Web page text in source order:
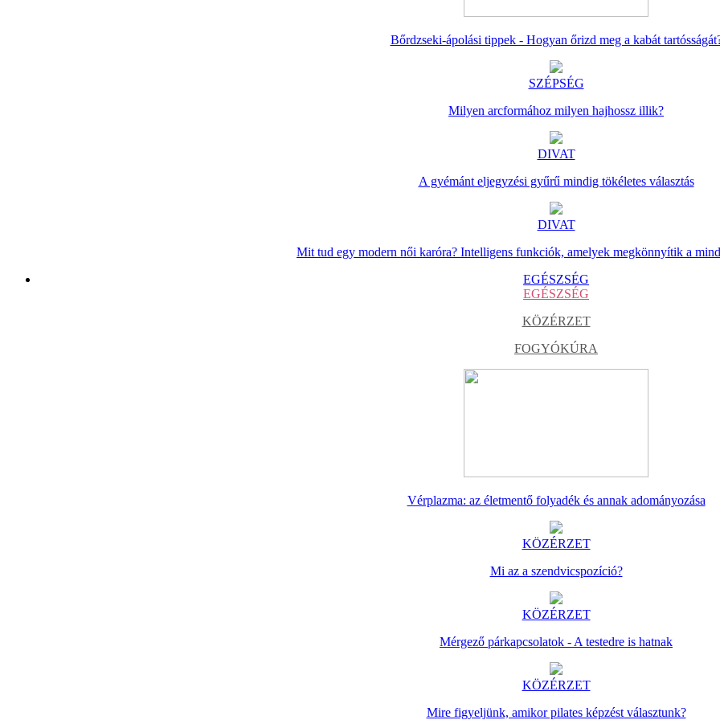
Bőrdzseki-ápolási tippek - Hogyan őrizd meg a kabát
SZÉPSÉG
Milyen arcformához milyen hajhossz illik?
DIVAT
A gyémánt eljegyzési gyűrű mindig tökéletes választás
DIVAT
Mit tud egy modern női karóra? Intelligens funkciók, amelyek megkönnyítik a
EGÉSZSÉG
EGÉSZSÉG
KÖZÉRZET
FOGYÓKÚRA
Vérplazma: az életmentő folyadék és annak adományozása
KÖZÉRZET
Mi az a szendvicspozíció?
KÖZÉRZET
Mérgező párkapcsolatok - A testedre is hatnak
KÖZÉRZET
Mire figyeljünk, amikor pilates képzést választunk?